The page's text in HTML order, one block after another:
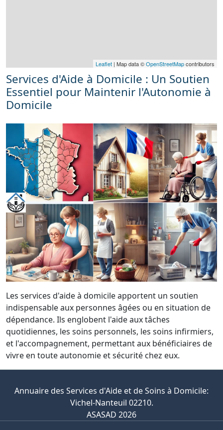
Leaflet | Map data ©OpenStreetMapcontributors
Services d'Aide à Domicile : Un Soutien
Essentiel pour Maintenir l'Autonomie à
Domicile
Les services d'aide à domicile apportent un soutien
indispensable aux personnes âgées ou en situation de
dépendance. Ils englobent l'aide aux tâches
quotidiennes, les soins personnels, les soins infirmiers,
et l'accompagnement, permettant aux bénéficiaires de
vivre en toute autonomie et sécurité chez eux.
Annuaire des Services d'Aide et de Soins à Domicile:
Vichel-Nanteuil 02210.
ASASAD 2026